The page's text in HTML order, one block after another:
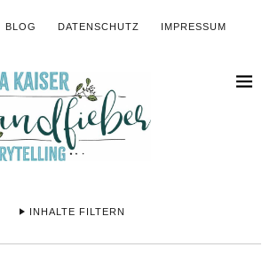
BLOG DATENSCHUTZ IMPRESSUM
INHALTE FILTERN